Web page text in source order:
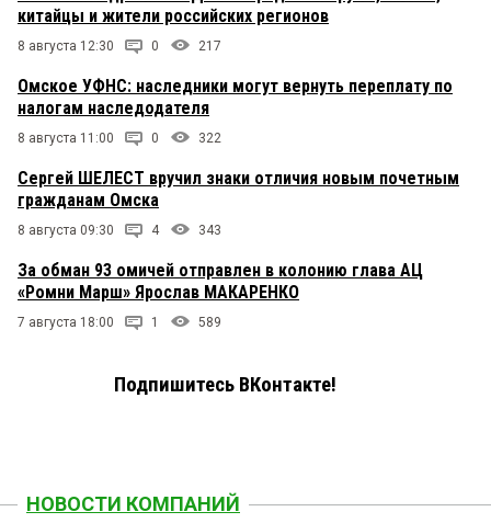
китайцы и жители российских регионов
8 августа 12:30 0 217
Омское УФНС: наследники могут вернуть переплату по
налогам наследодателя
8 августа 11:00 0 322
Сергей ШЕЛЕСТ вручил знаки отличия новым почетным
гражданам Омска
8 августа 09:30 4 343
За обман 93 омичей отправлен в колонию глава АЦ
«Ромни Марш» Ярослав МАКАРЕНКО
7 августа 18:00 1 589
Подпишитесь ВКонтакте!
НОВОСТИ КОМПАНИЙ